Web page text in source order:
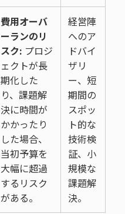
費用オーバ
ーランのリ
スク: プロジ
ェクトが長
期化した
り、課題解
決に時間が
かかったり
した場合、
当初予算を
大幅に超過
するリスク
がある。
経営陣
へのア
ドバイ
ザリ
ー、短
期間の
スポッ
ト的な
技術検
証、小
規模な
課題解
決。